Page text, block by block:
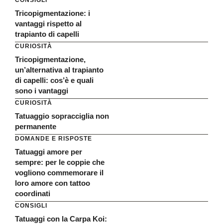
Tricopigmentazione: i
vantaggi rispetto al
trapianto di capelli
CURIOSITÀ
Tricopigmentazione,
un’alternativa al trapianto
di capelli: cos’è e quali
sono i vantaggi
CURIOSITÀ
Tatuaggio sopracciglia non
permanente
DOMANDE E RISPOSTE
Tatuaggi amore per
sempre: per le coppie che
vogliono commemorare il
loro amore con tattoo
coordinati
CONSIGLI
Tatuaggi con la Carpa Koi: